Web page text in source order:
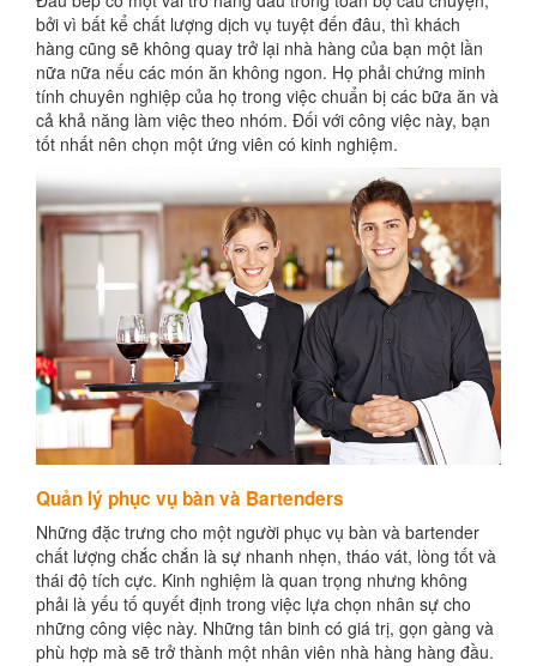
bởi vì bất kể chất lượng dịch vụ tuyệt đến đâu, thì khách
hàng cũng sẽ không quay trở lại nhà hàng của bạn một lần
nữa nữa nếu các món ăn không ngon. Họ phải chứng minh
tính chuyên nghiệp của họ trong việc chuẩn bị các bữa ăn và
cả khả năng làm việc theo nhóm. Đối với công việc này, bạn
tốt nhất nên chọn một ứng viên có kinh nghiệm.
Quản lý phục vụ bàn và Bartenders
Những đặc trưng cho một người phục vụ bàn và bartender
chất lượng chắc chắn là sự nhanh nhẹn, tháo vát, lòng tốt và
thái độ tích cực. Kinh nghiệm là quan trọng nhưng không
phải là yếu tố quyết định trong việc lựa chọn nhân sự cho
những công việc này. Những tân binh có giá trị, gọn gàng và
phù hợp mà sẽ trở thành một nhân viên nhà hàng hàng đầu.